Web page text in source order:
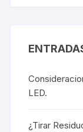
LED.
¿Tirar